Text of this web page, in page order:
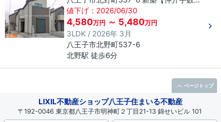
値下げ：2026/06/30
4,580万円 ～ 5,480万円
3LDK / 2026年 3月
八王子市北野町537-6
北野駅 徒歩6分
LIXIL不動産ショップ八王子住まいる不動産
〒192-0046 東京都八王子市明神町２丁目21-13 錦せいビル 101
ページトップ